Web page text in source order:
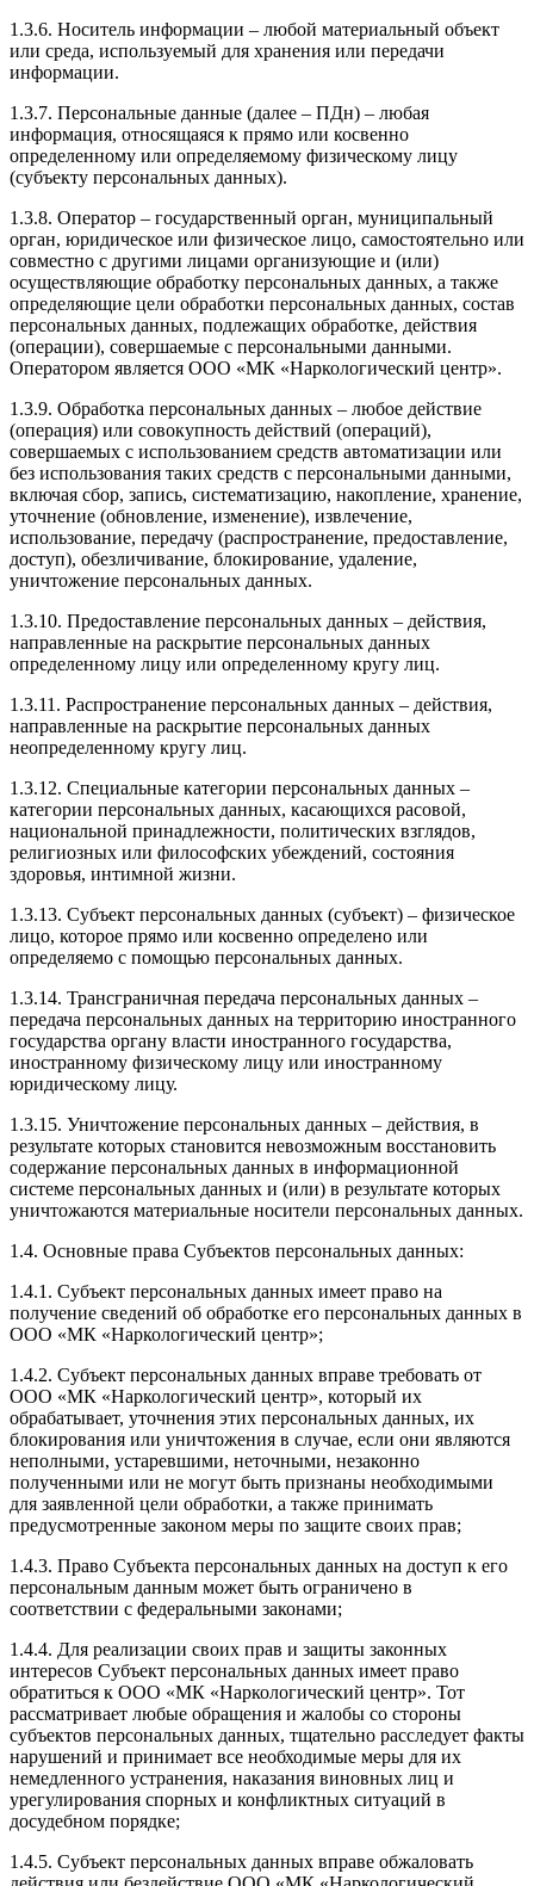
1.3.6. Носитель информации – любой материальный объект
или среда, используемый для хранения или передачи
информации.
1.3.7. Персональные данные (далее – ПДн) – любая
информация, относящаяся к прямо или косвенно
определенному или определяемому физическому лицу
(субъекту персональных данных).
1.3.8. Оператор – государственный орган, муниципальный
орган, юридическое или физическое лицо, самостоятельно или
совместно с другими лицами организующие и (или)
осуществляющие обработку персональных данных, а также
определяющие цели обработки персональных данных, состав
персональных данных, подлежащих обработке, действия
(операции), совершаемые с персональными данными.
Оператором является ООО «МК «Наркологический центр».
1.3.9. Обработка персональных данных – любое действие
(операция) или совокупность действий (операций),
совершаемых с использованием средств автоматизации или
без использования таких средств с персональными данными,
включая сбор, запись, систематизацию, накопление, хранение,
уточнение (обновление, изменение), извлечение,
использование, передачу (распространение, предоставление,
доступ), обезличивание, блокирование, удаление,
уничтожение персональных данных.
1.3.10. Предоставление персональных данных – действия,
направленные на раскрытие персональных данных
определенному лицу или определенному кругу лиц.
1.3.11. Распространение персональных данных – действия,
направленные на раскрытие персональных данных
неопределенному кругу лиц.
1.3.12. Специальные категории персональных данных –
категории персональных данных, касающихся расовой,
национальной принадлежности, политических взглядов,
религиозных или философских убеждений, состояния
здоровья, интимной жизни.
1.3.13. Субъект персональных данных (субъект) – физическое
лицо, которое прямо или косвенно определено или
определяемо с помощью персональных данных.
1.3.14. Трансграничная передача персональных данных –
передача персональных данных на территорию иностранного
государства органу власти иностранного государства,
иностранному физическому лицу или иностранному
юридическому лицу.
1.3.15. Уничтожение персональных данных – действия, в
результате которых становится невозможным восстановить
содержание персональных данных в информационной
системе персональных данных и (или) в результате которых
уничтожаются материальные носители персональных данных.
1.4. Основные права Субъектов персональных данных:
1.4.1. Субъект персональных данных имеет право на
получение сведений об обработке его персональных данных в
ООО «МК «Наркологический центр»;
1.4.2. Субъект персональных данных вправе требовать от
ООО «МК «Наркологический центр», который их
обрабатывает, уточнения этих персональных данных, их
блокирования или уничтожения в случае, если они являются
неполными, устаревшими, неточными, незаконно
полученными или не могут быть признаны необходимыми
для заявленной цели обработки, а также принимать
предусмотренные законом меры по защите своих прав;
1.4.3. Право Субъекта персональных данных на доступ к его
персональным данным может быть ограничено в
соответствии с федеральными законами;
1.4.4. Для реализации своих прав и защиты законных
интересов Субъект персональных данных имеет право
обратиться к ООО «МК «Наркологический центр». Тот
рассматривает любые обращения и жалобы со стороны
субъектов персональных данных, тщательно расследует факты
нарушений и принимает все необходимые меры для их
немедленного устранения, наказания виновных лиц и
урегулирования спорных и конфликтных ситуаций в
досудебном порядке;
1.4.5. Субъект персональных данных вправе обжаловать